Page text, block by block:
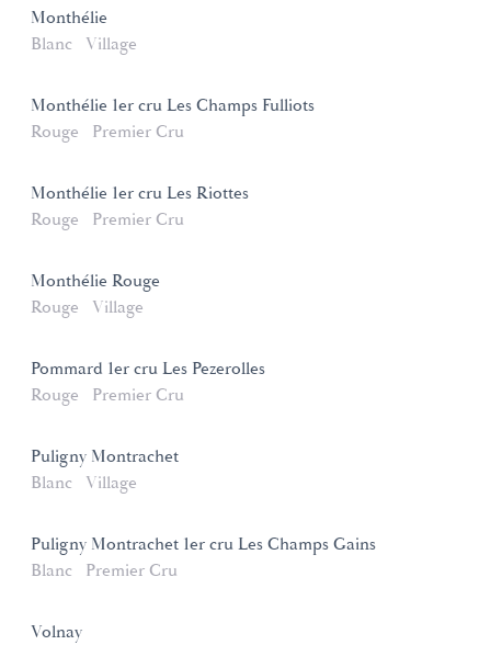
Monthélie
Blanc
Village
Monthélie 1er cru Les Champs Fulliots
Rouge
Premier Cru
Monthélie 1er cru Les Riottes
Rouge
Premier Cru
Monthélie Rouge
Rouge
Village
Pommard 1er cru Les Pezerolles
Rouge
Premier Cru
Puligny Montrachet
Blanc
Village
Puligny Montrachet 1er cru Les Champs Gains
Blanc
Premier Cru
Volnay